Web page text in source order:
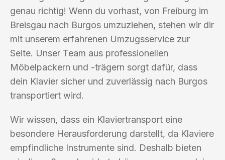
genau richtig! Wenn du vorhast, von Freiburg im
Breisgau nach Burgos umzuziehen, stehen wir dir
mit unserem erfahrenen Umzugsservice zur
Seite. Unser Team aus professionellen
Möbelpackern und -trägern sorgt dafür, dass
dein Klavier sicher und zuverlässig nach Burgos
transportiert wird.
Wir wissen, dass ein Klaviertransport eine
besondere Herausforderung darstellt, da Klaviere
empfindliche Instrumente sind. Deshalb bieten